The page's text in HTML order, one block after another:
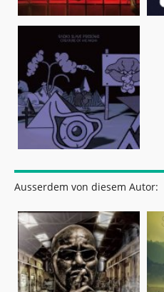
Ausserdem von diesem Autor: